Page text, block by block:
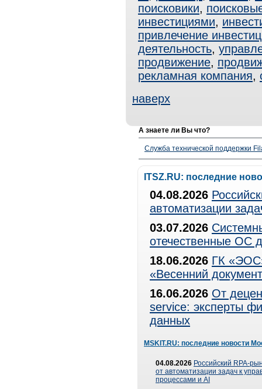
поисковики,
инвестициями,
привлечение
деятельность,
продвижение,
рекламная компания,
наверх
А знаете ли Вы что?
Служба технической поддержки
ITSZ.RU: последние
04.08.2026
автоматизации
03.07.2026
отечественные ОС
18.06.2026 ГК
«Весенний
16.06.2026 От
service: эксперты
данных
MSKIT.RU: последние новости
04.08.2026 Российский RPA-
от автоматизации задач к
процессами и AI